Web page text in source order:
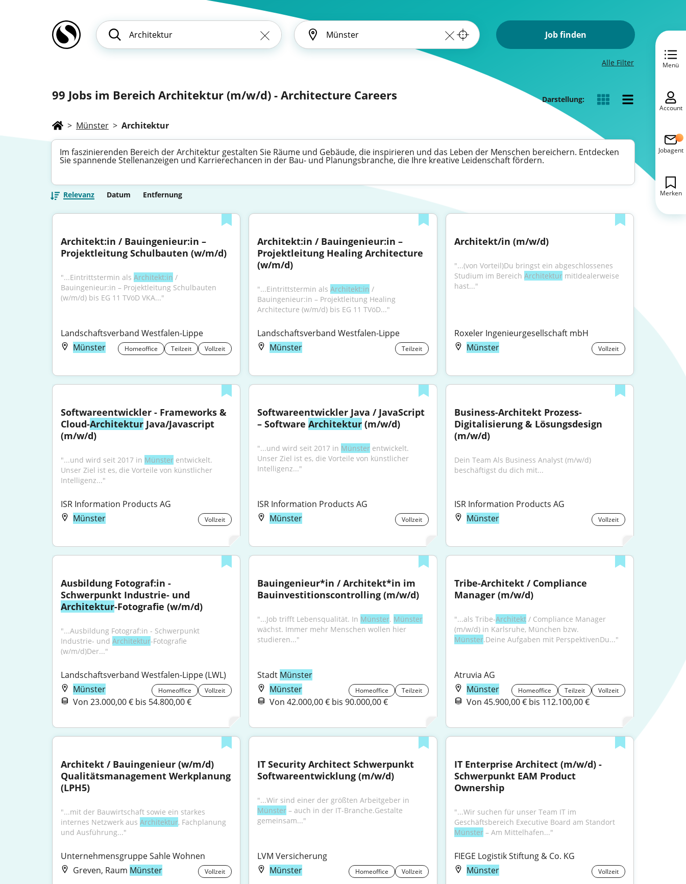
Job finden
Alle Filter
99 Jobs im Bereich Architektur (m/w/d) - Architecture Careers Darstellung:
> Münster > Architektur
Im faszinierenden Bereich der Architektur gestalten Sie Räume und Gebäude, die inspirieren und das Leben der Menschen bereichern. Entdecken
Sie spannende Stellenanzeigen und Karrierechancen in der Bau- und Planungsbranche, die Ihre kreative Leidenschaft fördern.
Relevanz Datum Entfernung
Architekt:in / Bauingenieur:in –
Projektleitung Schulbauten (w/m/d)
"...Eintrittstermin als Architekt:in /
Bauingenieur:in – Projektleitung Schulbauten
(w/m/d) bis EG 11 TVöD VKA..."
Landschaftsverband Westfalen-Lippe
Münster
Homeoffice Teilzeit Vollzeit
Architekt:in / Bauingenieur:in –
Projektleitung Healing Architecture
(w/m/d)
"...Eintrittstermin als Architekt:in /
Bauingenieur:in – Projektleitung Healing
Architecture (w/m/d) bis EG 11 TVöD..."
Landschaftsverband Westfalen-Lippe
Münster
Teilzeit
Architekt/in (m/w/d)
"...(von Vorteil)Du bringst ein abgeschlossenes
Studium im Bereich Architektur mitIdealerweise
hast..."
Roxeler Ingenieurgesellschaft mbH
Münster
Vollzeit
Softwareentwickler - Frameworks &
Cloud-Architektur Java/Javascript
(m/w/d)
"...und wird seit 2017 in Münster entwickelt.
Unser Ziel ist es, die Vorteile von künstlicher
Intelligenz..."
ISR Information Products AG
Münster
Vollzeit
Softwareentwickler Java / JavaScript
– Software Architektur (m/w/d)
"...und wird seit 2017 in Münster entwickelt.
Unser Ziel ist es, die Vorteile von künstlicher
Intelligenz..."
ISR Information Products AG
Münster
Vollzeit
Business-Architekt Prozess-
Digitalisierung & Lösungsdesign
(m/w/d)
Dein Team Als Business Analyst (m/w/d)
beschäftigst du dich mit...
ISR Information Products AG
Münster
Vollzeit
Ausbildung Fotograf:in -
Architektur-Fotografie (w/m/d)
"...Ausbildung Fotograf:in - Schwerpunkt
Industrie- und Architektur-Fotografie
(w/m/d)Der..."
Landschaftsverband Westfalen-Lippe (LWL)
Münster
Homeoffice Vollzeit
Von 23.000,00 € bis 54.800,00 €
Bauingenieur*in / Architekt*in im
Bauinvestitionscontrolling (m/w/d)
"...Job trifft Lebensqualität. In Münster. Münster
wächst. Immer mehr Menschen wollen hier
studieren..."
Stadt Münster
Münster
Homeoffice Teilzeit
Von 42.000,00 € bis 90.000,00 €
Tribe-Architekt / Compliance
Manager (m/w/d)
"...als Tribe-Architekt / Compliance Manager
Münster.Deine Aufgaben mit PerspektivenDu..."
Atruvia AG
Münster
Homeoffice Teilzeit Vollzeit
Von 45.900,00 € bis 112.100,00 €
Architekt / Bauingenieur (w/m/d)
Qualitätsmanagement Werkplanung
(LPH5)
"...mit der Bauwirtschaft sowie ein starkes
internes Netzwerk aus Architektur, Fachplanung
und Ausführung..."
Unternehmensgruppe Sahle Wohnen
Greven, Raum Münster Vollzeit
IT Security Architect Schwerpunkt
Softwareentwicklung (m/w/d)
Münster – auch in der IT-Branche.Gestalte
gemeinsam..."
LVM Versicherung
Münster
Homeoffice Vollzeit
IT Enterprise Architect (m/w/d) -
Schwerpunkt EAM Product
Ownership
"...Wir suchen für unser Team IT im
Geschäftsbereich Executive Board am Standort
Münster – Am Mittelhafen..."
FIEGE Logistik Stiftung & Co. KG
Münster
Vollzeit
Menü
Account
Jobagent
Merken